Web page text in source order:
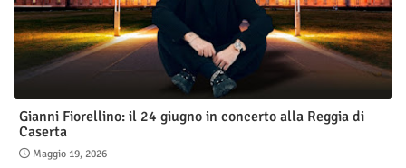
Gianni Fiorellino: il 24 giugno in concerto alla Reggia di
Caserta
Maggio 19, 2026